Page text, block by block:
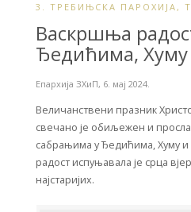
3. ТРЕБИЊСКА ПАРОХИЈА,
Васкршња
Ђедићима,
Епархија ЗХиП, 6. мај 2024.
Величанствени празник
свечано је обиљежен и
сабрањима у Ђедићима, Хуму
радост испуњавала је срца
најстаријих.